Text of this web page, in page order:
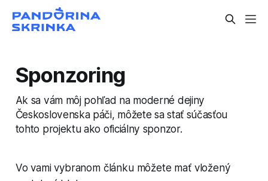
Sponzoring
Ak sa vám môj pohľad na moderné dejiny
Československa páči, môžete sa stať súčasťou
tohto projektu ako oficiálny sponzor.
Vo vami vybranom článku môžete mať vložený